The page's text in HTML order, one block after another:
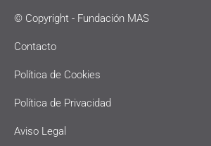
© Copyright - Fundación MAS
Contacto
Política de Cookies
Política de Privacidad
Aviso Legal